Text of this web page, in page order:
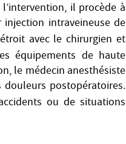
il procède à
intraveineuse de
avec le chirurgien et
équipements de haute
le médecin anesthésiste
postopératoires.
ou de situations